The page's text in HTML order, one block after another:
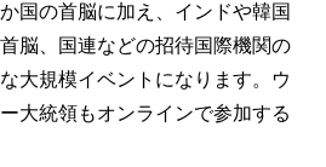
国の首脳に加え、インドや韓国
脳、国連などの招待国際機関の
大規模イベントになります。ウ
大統領もオンラインで参加する